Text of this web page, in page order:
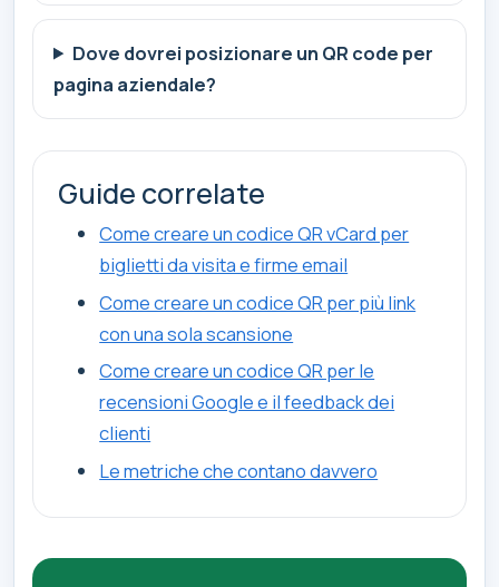
Dove dovrei posizionare un QR code per
pagina aziendale?
Guide correlate
Come creare un codice QR vCard per
biglietti da visita e firme email
Come creare un codice QR per più link
con una sola scansione
Come creare un codice QR per le
recensioni Google e il feedback dei
clienti
Le metriche che contano davvero